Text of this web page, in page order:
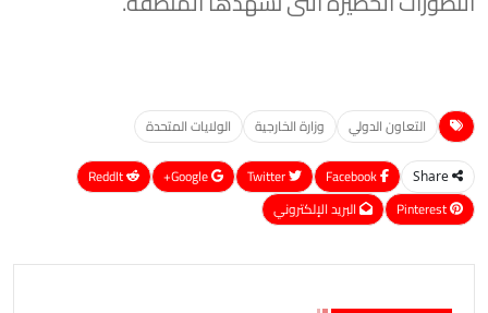
التعاون الدولي وزارة الخارجية الولايات المتحدة
Share
Google+
ReddIt
Pinterest
البريد الإلكتروني